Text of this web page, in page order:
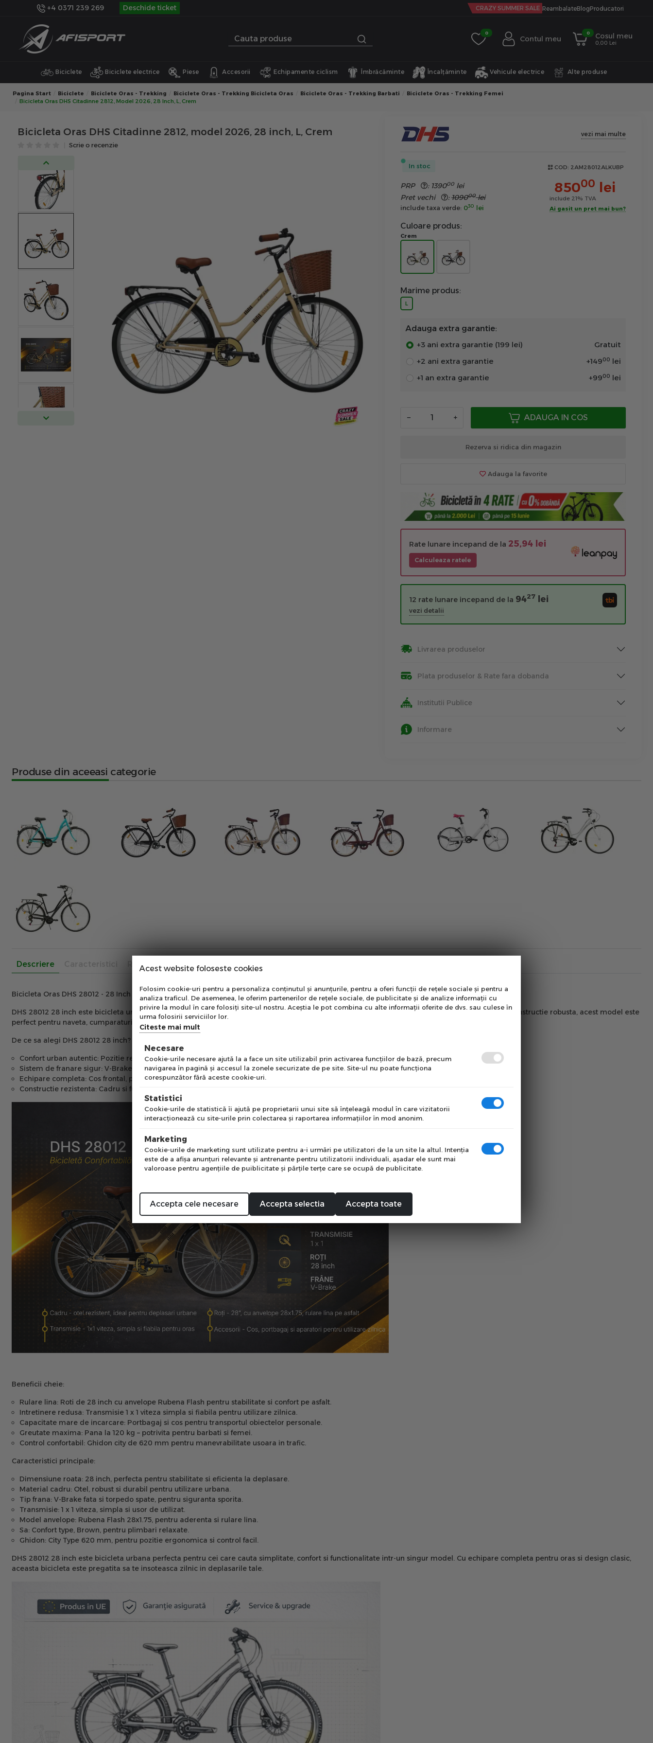
+4 0371 239 269 Deschide ticket CRAZY SUMMER SALE ReambalateBlogProducatori
0
Contul meu
0 Cosul meu
0,00 Lei
Biciclete Biciclete electrice Piese Accesorii Echipamente ciclism Îmbrăcăminte Încalțăminte Vehicule electrice Alte produse
Pagina Start Biciclete Biciclete Oras - Trekking Biciclete Oras - Trekking Bicicleta Oras Biciclete Oras - Trekking Barbati
Biciclete Oras - Trekking Femei
Bicicleta Oras DHS Citadinne 2812, Model 2026, 28 Inch, L, Crem
Bicicleta Oras DHS Citadinne 2812, model 2026, 28 inch, L, Crem
Scrie o recenzie
vezi mai multe
In stoc COD: 2AM28012ALKUBP
PRP : 139000 lei
Pret vechi
:109000lei
include taxa verde: 030 lei
85000 lei
include 21% TVA
Ai gasit un pret mai bun?
Culoare produs:
Crem
Marime produs:
L
Adauga extra garantie:
+3 ani extra garantie (199 lei)
Gratuit
+2 ani extra garantie
+14900 lei
+1 an extra garantie
+9900 lei
− + ADAUGA IN COS
Rezerva si ridica din magazin
Adauga la favorite
Rate lunare incepand de la 25,94 lei
Calculeaza ratele
12 rate lunare incepand de la 9427 lei
vezi detalii
Livrarea produselor
Plata produselor & Rate fara dobanda
Institutii Publice
Informare
Produse din aceeasi categorie
Descriere Recenzii
Bicicleta Oras DHS 28012 - 28 Inch
DHS 28012 28 inch este bicicleta urbana ideala pentru deplasari zilnice confortabile si relaxate prin oras. Cu design clasic, echipare completa si constructie robusta, acest model este
perfect pentru naveta, cumparaturi sau plimbari in aer liber.
De ce sa alegi DHS 28012 28 inch?
Confort urban autentic: Pozitie relaxata de pedalat si sa confortabila pentru drumuri zilnice fara efort.
Sistem de franare sigur: V-Brake pe fata si coasterbrake pe spate pentru control eficient si intuitiv.
Echipare completa: Cos frontal, portbagaj si aparatoare pentru utilizare practica in oras.
Constructie rezistenta: Cadru si furca din otel pentru stabilitate si durabilitate in timp.
Beneficii cheie:
Rulare lina: Roti de 28 inch cu anvelope Rubena Flash pentru stabilitate si confort pe asfalt.
Intretinere redusa: Transmisie 1 x 1 viteza simpla si fiabila pentru utilizare zilnica.
Capacitate mare de incarcare: Portbagaj si cos pentru transportul obiectelor personale.
Greutate maxima: Pana la 120 kg – potrivita pentru barbati si femei.
Control confortabil: Ghidon city de 620 mm pentru manevrabilitate usoara in trafic.
Caracteristici principale:
Dimensiune roata: 28 inch, perfecta pentru stabilitate si eficienta la deplasare.
Material cadru: Otel, robust si durabil pentru utilizare urbana.
Tip frana: V-Brake fata si torpedo spate, pentru siguranta sporita.
Transmisie: 1 x 1 viteza, simpla si usor de utilizat.
Model anvelope: Rubena Flash 28x1.75, pentru aderenta si rulare lina.
Sa: Confort type, Brown, pentru plimbari relaxate.
Ghidon: City Type 620 mm, pentru pozitie ergonomica si control facil.
DHS 28012 28 inch este bicicleta urbana perfecta pentru cei care cauta simplitate, confort si functionalitate intr-un singur model. Cu echipare completa pentru oras si design clasic,
aceasta bicicleta este pregatita sa te insoteasca zilnic in deplasarile tale.
Acest website foloseste cookies
Folosim cookie-uri pentru a personaliza conținutul și anunțurile, pentru a oferi funcții de rețele sociale și pentru a
analiza traficul. De asemenea, le oferim partenerilor de rețele sociale, de publicitate și de analize informații cu
privire la modul în care folosiți site-ul nostru. Aceștia le pot combina cu alte informații oferite de dvs. sau culese în
urma folosirii serviciilor lor.
Citeste mai mult
Necesare
Cookie-urile necesare ajută la a face un site utilizabil prin activarea funcţiilor de bază, precum
navigarea în pagină şi accesul la zonele securizate de pe site. Site-ul nu poate funcţiona
corespunzător fără aceste cookie-uri.
Statistici
Cookie-urile de statistică îi ajută pe proprietarii unui site să înţeleagă modul în care vizitatorii
interacţionează cu site-urile prin colectarea şi raportarea informaţiilor în mod anonim.
Marketing
Cookie-urile de marketing sunt utilizate pentru a-i urmări pe utilizatori de la un site la altul. Intenţia
este de a afişa anunţuri relevante şi antrenante pentru utilizatorii individuali, aşadar ele sunt mai
valoroase pentru agenţiile de puiblicitate şi părţile terţe care se ocupă de publicitate.
Accepta cele necesare Accepta selectia Accepta toate
Abonare Newsletter
Abonează-te la newsletter
pentru a primi cele mai noi
Mă abonez